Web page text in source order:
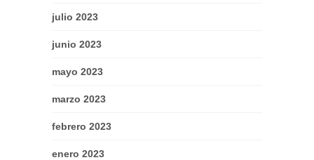
julio 2023
junio 2023
mayo 2023
marzo 2023
febrero 2023
enero 2023